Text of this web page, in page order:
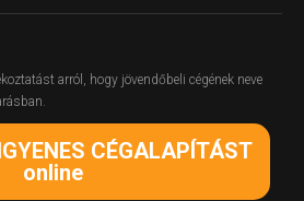
arról, hogy jövendőbeli cégének neve
CÉGALAPÍTÁST
online